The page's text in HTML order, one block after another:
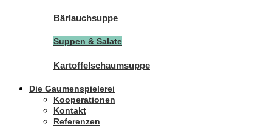
Bärlauchsuppe
Suppen & Salate
Kartoffelschaumsuppe
Die Gaumenspielerei
Kooperationen
Kontakt
Referenzen